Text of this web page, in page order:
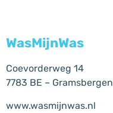
WasMijnWas
Coevorderweg 14
7783 BE – Gramsbergen
www.wasmijnwas.nl